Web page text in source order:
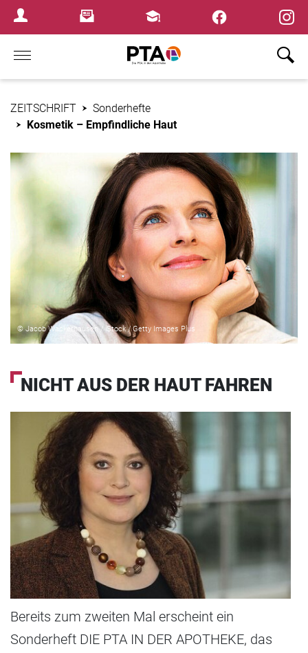
Login MenuNewsletterFortbildungen
Home
ZEITSCHRIFT
Sonderhefte
Kosmetik – Empfindliche Haut
© Jacob Wackerhausen / iStock / Getty Images Plus
NICHT AUS DER HAUT FAHREN
Bereits zum zweiten Mal erscheint ein
Sonderheft DIE PTA IN DER APOTHEKE, das
×